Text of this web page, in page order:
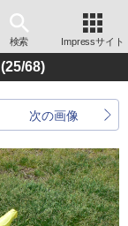
検索 Impressサイト
(25/68)
次の画像